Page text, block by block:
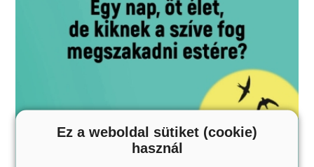
Ez a weboldal sütiket (cookie)
használ